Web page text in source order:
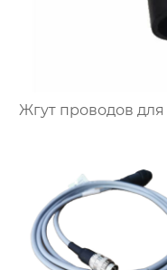
Жгут проводов